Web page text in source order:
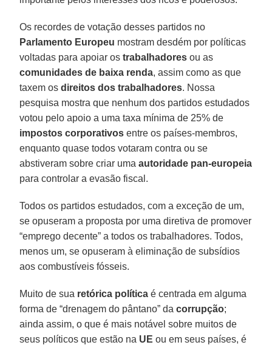
Os recordes de votação desses partidos no
Parlamento Europeu mostram desdém por políticas
voltadas para apoiar ostrabalhadores ou as
comunidades de baixa renda, assim como as que
taxem osdireitos dos trabalhadores. Nossa
pesquisa mostra que nenhum dos partidos estudados
votou pelo apoio a uma taxa mínima de 25% de
impostos corporativos entre os países-membros,
enquanto quase todos votaram contra ou se
abstiveram sobre criar umaautoridade pan-europeia
para controlar a evasão fiscal.
Todos os partidos estudados, com a exceção de um,
se opuseram a proposta por uma diretiva de promover
“emprego decente” a todos os trabalhadores. Todos,
menos um, se opuseram à eliminação de subsídios
aos combustíveis fósseis.
Muito de sua retórica política é centrada em alguma
forma de “drenagem do pântano” dacorrupção;
ainda assim, o que é mais notável sobre muitos de
seus políticos que estão na UE ou em seus países, é